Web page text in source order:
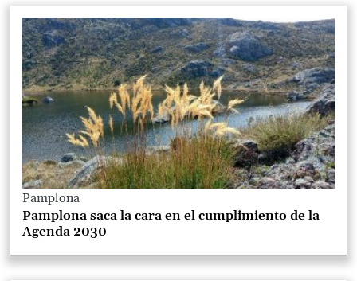
Pamplona
Pamplona saca la cara en el cumplimiento de la
Agenda 2030